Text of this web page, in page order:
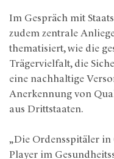
Im Gespräch mit
zudem zentrale
thematisiert, wie die
Trägervielfalt, die
eine nachhaltige
Anerkennung von
aus Drittstaaten.
„Die Ordensspitäler
Player im